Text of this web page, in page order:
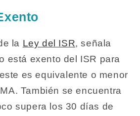
la Ley del ISR, señala
está exento del ISR para
es equivalente o menor
También se encuentra
supera los 30 días de